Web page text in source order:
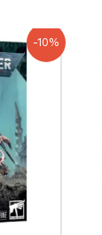
-10%
€.